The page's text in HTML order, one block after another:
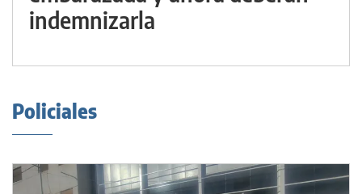
indemnizarla
Policiales